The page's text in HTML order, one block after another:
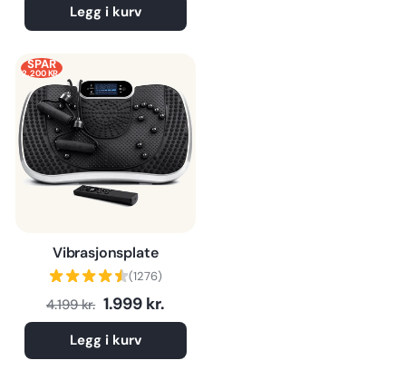
Legg i kurv
SPAR
2.200 KR.
Vibrasjonsplate
(1276)
Normalpris
4.199 kr. Tilbudspris
1.999 kr.
Legg i kurv